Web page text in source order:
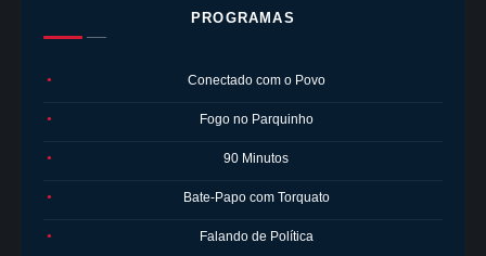
PROGRAMAS
● Conectado com o Povo
● Fogo no Parquinho
● 90 Minutos
● Bate-Papo com Torquato
● Falando de Política